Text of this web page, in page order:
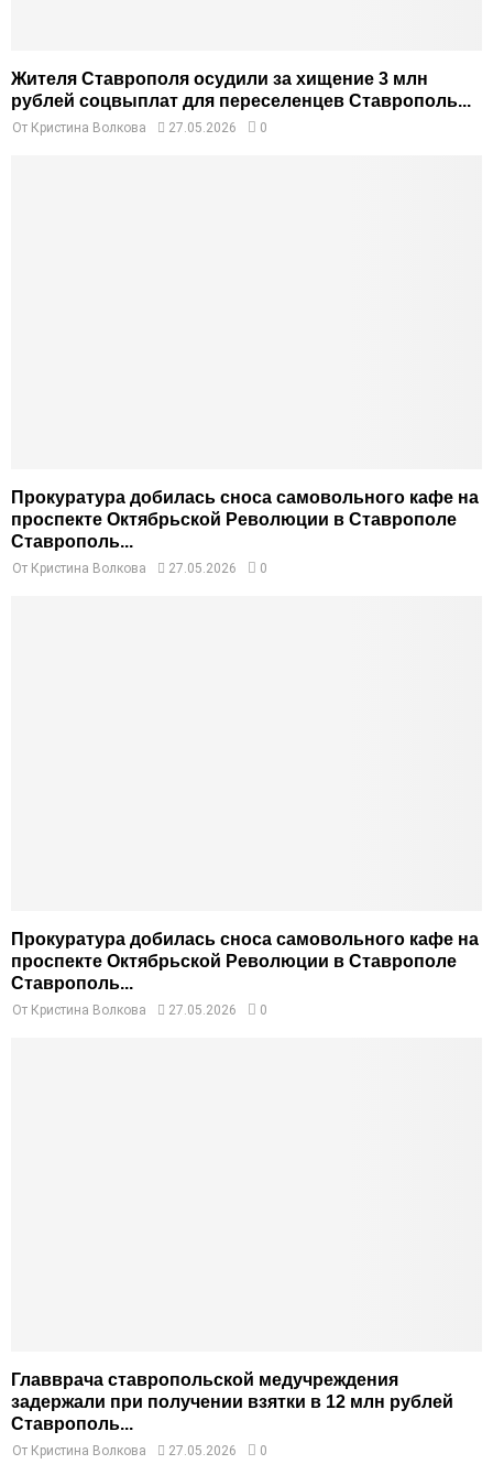
Жителя Ставрополя осудили за хищение 3 млн
рублей соцвыплат для переселенцев Ставрополь...
От Кристина Волкова 27.05.2026 0
Прокуратура добилась сноса самовольного кафе на
проспекте Октябрьской Революции в Ставрополе
Ставрополь...
От Кристина Волкова 27.05.2026 0
Прокуратура добилась сноса самовольного кафе на
проспекте Октябрьской Революции в Ставрополе
Ставрополь...
От Кристина Волкова 27.05.2026 0
Главврача ставропольской медучреждения
задержали при получении взятки в 12 млн рублей
Ставрополь...
От Кристина Волкова 27.05.2026 0